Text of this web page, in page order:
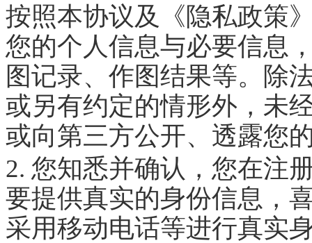
按照本协议及《隐私政策
您的个人信息与必要信息
图记录、作图结果等。除
或另有约定的情形外，未
或向第三方公开、透露您
2. 您知悉并确认，您在注
要提供真实的身份信息，
采用移动电话等进行真实